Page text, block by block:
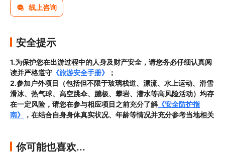
线上咨询
安全提示
1.为保护您在出游过程中的人身及财产安全，请您务必仔细认真阅
读并严格遵守 《旅游安全手册》
；
2.参加户外项目（包括但不限于玻璃栈道、漂流、水上运动、滑雪
滑冰、热气球、高空跳伞、蹦极、攀岩、潜水等高风险活动）均存
在一定风险，请您在参与相应项目之前充分了解《安全防护指
南》
，在结合自身身体真实状况、年龄等情况并充分参考当地相关
患者及严重恐高、体质较弱的游客参加本产品内包含的项目，
你可能也喜欢...